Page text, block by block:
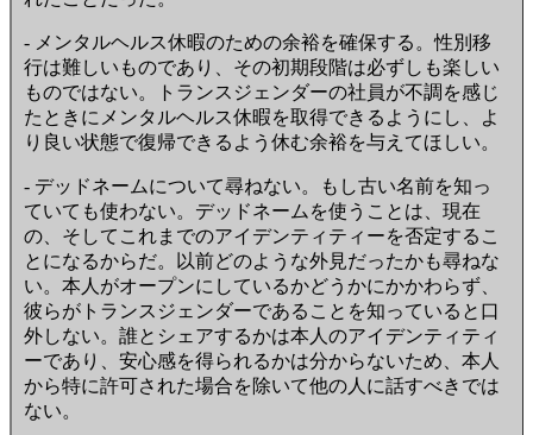
- メンタルヘルス休暇のための余裕を確保する。性別移
行は難しいものであり、その初期段階は必ずしも楽しい
ものではない。トランスジェンダーの社員が不調を感じ
たときにメンタルヘルス休暇を取得できるようにし、よ
り良い状態で復帰できるよう休む余裕を与えてほしい。
- デッドネームについて尋ねない。もし古い名前を知っ
ていても使わない。デッドネームを使うことは、現在
の、そしてこれまでのアイデンティティーを否定するこ
とになるからだ。以前どのような外見だったかも尋ねな
い。本人がオープンにしているかどうかにかかわらず、
彼らがトランスジェンダーであることを知っていると口
外しない。誰とシェアするかは本人のアイデンティティ
ーであり、安心感を得られるかは分からないため、本人
から特に許可された場合を除いて他の人に話すべきでは
ない。